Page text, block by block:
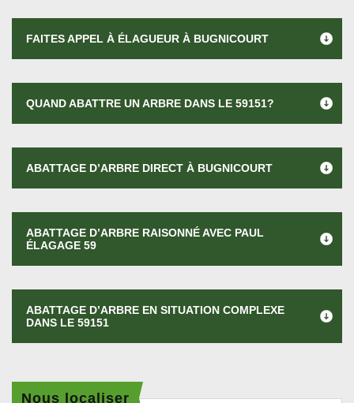
FAITES APPEL À ÉLAGUEUR À BUGNICOURT
QUAND ABATTRE UN ARBRE DANS LE 59151?
ABATTAGE D’ARBRE DIRECT À BUGNICOURT
ABATTAGE D’ARBRE RAISONNÉ AVEC PAUL
ÉLAGAGE 59
ABATTAGE D’ARBRE EN SITUATION COMPLEXE
DANS LE 59151
Nous localiser